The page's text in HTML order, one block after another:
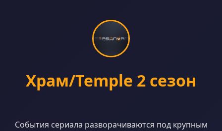
Храм/Temple 2 сезон
События сериала разворачиваются под крупным